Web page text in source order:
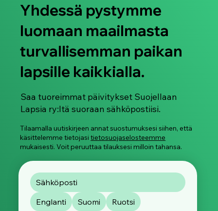
Sinä Riität: Tukiopas vanhemmille ja
seksuaaliväkivallan uhriksi (kaikki
kieliversiot)
Yhdessä pystymme
luomaan maailmasta
turvallisemman paikan
lapsille kaikkialla.
Saa tuoreimmat päivitykset Suojellaan
Lapsia ry:ltä suoraan sähköpostiisi.
Tilaamalla uutiskirjeen annat suostumuksesi siihen, että
käsittelemme tietojasitietosuojaselosteemme
mukaisesti. Voit peruuttaa tilauksesi milloin tahansa.
Englanti Suomi Ruotsi